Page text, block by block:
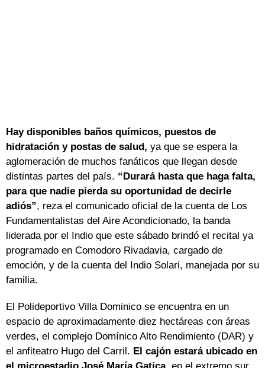
Hay disponibles baños químicos, puestos de
hidratación y postas de salud, ya que se espera la
aglomeración de muchos fanáticos que llegan desde
distintas partes del país. “Durará hasta que haga falta,
para que nadie pierda su oportunidad de decirle
adiós”, reza el comunicado oficial de la cuenta de Los
Fundamentalistas del Aire Acondicionado, la banda
liderada por el Indio que este sábado brindó el recital ya
programado en Comodoro Rivadavia, cargado de
emoción, y de la cuenta del Indio Solari, manejada por su
familia.
El Polideportivo Villa Dominico se encuentra en un
espacio de aproximadamente diez hectáreas con áreas
verdes, el complejo Domínico Alto Rendimiento (DAR) y
el anfiteatro Hugo del Carril. El cajón estará ubicado en